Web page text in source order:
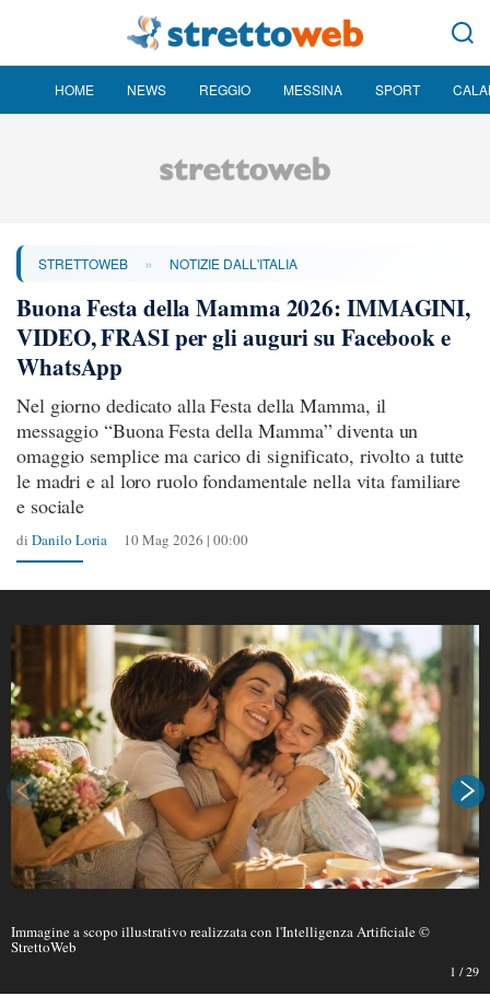
HOME NEWS REGGIO MESSINA SPORT
STRETTOWEB » NOTIZIE DALL'ITALIA
Buona Festa della Mamma 2026: IMMAGINI,
VIDEO, FRASI per gli auguri su Facebook e
WhatsApp
Nel giorno dedicato alla Festa della Mamma, il
messaggio “Buona Festa della Mamma” diventa un
omaggio semplice ma carico di significato, rivolto a tutte
le madri e al loro ruolo fondamentale nella vita familiare
e sociale
di Danilo Loria 10 Mag 2026 | 00:00
Immagine a scopo illustrativo realizzata con l'Intelligenza Artificiale ©
StrettoWeb
1 /29